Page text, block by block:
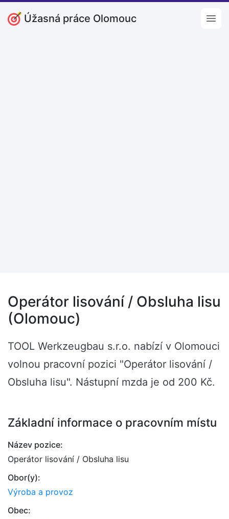
Úžasná práce Olomouc
Operátor lisování / Obsluha lisu
(Olomouc)
TOOL Werkzeugbau s.r.o. nabízí v Olomouci
volnou pracovní pozici "Operátor lisování /
Obsluha lisu". Nástupní mzda je od 200 Kč.
Základní informace o pracovním místu
Název pozice:
Operátor lisování / Obsluha lisu
Obor(y):
Výroba a provoz
Obec: